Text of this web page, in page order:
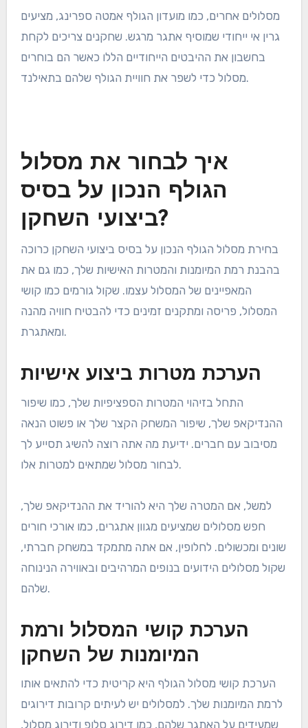
בשווקים מקומיים, מקדשים או חופים.
תכונות ייחודיות של כל מסלול
גולף מוביל
מאונטיין בהואה הין ידוע בפריסתו המאתגרת ובנופים
המרהיבים של ההרים. לעומת זאת, מועדון הגולף סיאם
בפאטיה מפורסם בגרינים המתחזקים היטב ובמתקנים
המפוארים שלו.
מסלולים אחרים, כמו מועדון הגולף אמטה ספרינג, מציעים
גרין אי ייחודי שמוסיף אתגר מרגש. שחקנים צריכים לקחת
בחשבון את ההיבטים הייחודיים הללו כאשר הם בוחרים
מסלול כדי לשפר את חוויית הגולף שלהם בתאילנד.
איך לבחור את מסלול
הגולף הנכון על בסיס
ביצועי השחקן?
בהבנת רמת המיומנות והמטרות האישיות שלך, כמו גם את
המאפיינים של המסלול עצמו. שקול גורמים כמו קושי
המסלול, פריסה ומתקנים זמינים כדי להבטיח חוויה מהנה
ומאתגרת.
התחל בזיהוי המטרות הספציפיות שלך, כמו שיפור
ההנדיקאפ שלך, שיפור המשחק הקצר שלך או פשוט הנאה
מסיבוב עם חברים. ידיעת מה אתה רוצה להשיג תסייע לך
לבחור מסלול שמתאים למטרות אלו.